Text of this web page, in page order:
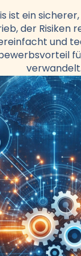
ist ein
der Risiken
und
verwandelt.